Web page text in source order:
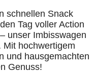
schnellen Snack
Tag voller Action
unser Imbisswagen
hochwertigem
und hausgemachten
Genuss!